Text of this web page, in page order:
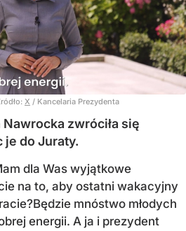
X / Kancelaria Prezydenta
zwróciła się
je do Juraty.
dla Was wyjątkowe
na to, aby ostatni wakacyjny
Będzie mnóstwo młodych
energii. A ja i prezydent